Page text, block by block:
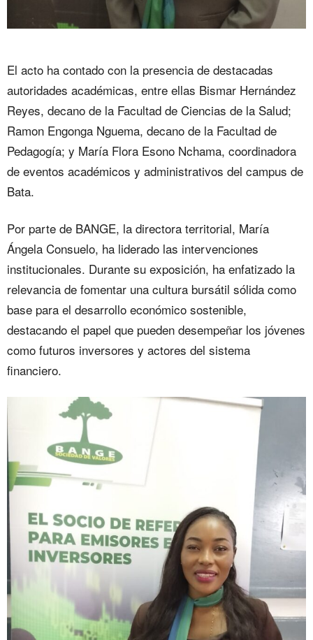
El acto ha contado con la presencia de destacadas
autoridades académicas, entre ellas Bismar Hernández
Reyes, decano de la Facultad de Ciencias de la Salud;
Ramon Engonga Nguema, decano de la Facultad de
Pedagogía; y María Flora Esono Nchama, coordinadora
de eventos académicos y administrativos del campus de
Bata.
Por parte de BANGE, la directora territorial, María
Ángela Consuelo, ha liderado las intervenciones
institucionales. Durante su exposición, ha enfatizado la
relevancia de fomentar una cultura bursátil sólida como
base para el desarrollo económico sostenible,
destacando el papel que pueden desempeñar los jóvenes
como futuros inversores y actores del sistema
financiero.